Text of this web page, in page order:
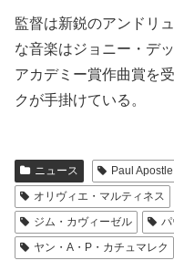
監督は新鋭のアンドリ
な音楽はジョニー・デ
アカデミー賞作曲賞を
クが手掛けている。
ニュース Paul
オリヴィエ・マルティネス
ジム・カヴィーゼル
ヤン・A・P・カチュマレク